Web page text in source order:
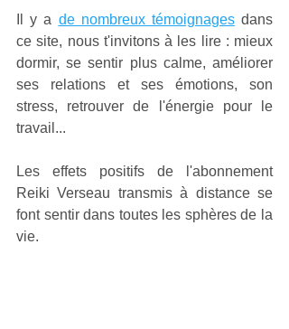
Il y a de nombreux témoignages dans
ce site, nous t'invitons à les lire : mieux
dormir, se sentir plus calme, améliorer
ses relations et ses émotions, son
stress, retrouver de l'énergie pour le
travail...
Les effets positifs de l'abonnement
Reiki Verseau transmis à distance se
font sentir dans toutes les sphères de la
vie.